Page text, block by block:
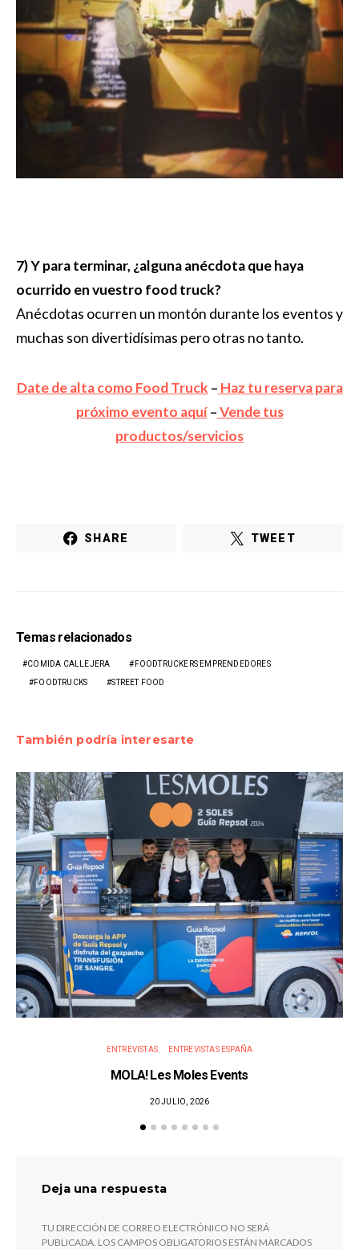
7) Y para terminar, ¿alguna anécdota que haya
ocurrido en vuestro food truck?
Anécdotas ocurren un montón durante los eventos y
muchas son divertidísimas pero otras no tanto.
Date de alta como Food Truck – Haz tu reserva para
próximo evento aquí –Vende tus
productos/servicios
SHARE TWEET
Temas relacionados
COMIDA CALLEJERA FOODTRUCKERS EMPRENDEDORES
FOODTRUCKS STREET FOOD
También podría interesarte
ENTREVISTAS ENTREVISTAS ESPAÑA
MOLA! Les Moles Events
20 JULIO, 2026
Deja una respuesta
TU DIRECCIÓN DE CORREO ELECTRÓNICO NO SERÁ
PUBLICADA. LOS CAMPOS OBLIGATORIOS ESTÁN MARCADOS